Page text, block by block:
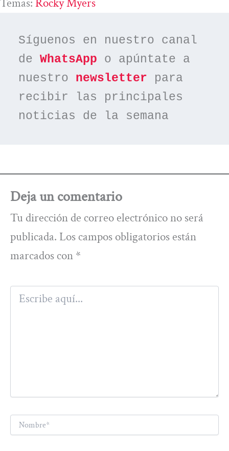
Síguenos en nuestro canal
de WhatsApp o apúntate a
nuestro newsletter para
recibir las principales
noticias de la semana
Deja un comentario
Tu dirección de correo electrónico no será
publicada. Los campos obligatorios están
marcados con *
Escribe
aquí...